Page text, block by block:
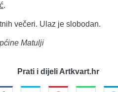
.
večeri. Ulaz je slobodan.
Matulji
Prati i dijeli Artkvart.hr